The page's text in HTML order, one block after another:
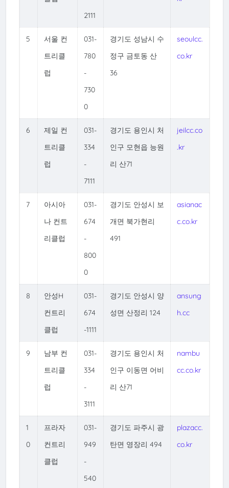
2111
5
서울 컨
트리클
럽
031-
780
-
730
0
경기도 성남시 수
정구 금토동 산
36
seoulcc.
co.kr
6
제일 컨
트리클
럽
031-
334
-
7111
경기도 용인시 처
인구 모현읍 능원
리 산71
jeilcc.co
.kr
7
아시아
나 컨트
리클럽
031-
674
-
800
0
경기도 안성시 보
개면 북가현리
491
asianac
c.co.kr
8
안성H
컨트리
클럽
031-
674
-1111
경기도 안성시 양
성면 산정리 124
ansung
h.cc
9
남부 컨
트리클
럽
031-
334
-
3111
경기도 용인시 처
인구 이동면 어비
리 산71
nambu
cc.co.kr
1
0
프라자
컨트리
클럽
031-
949
-
540
경기도 파주시 광
탄면 영장리 494
plazacc.
co.kr